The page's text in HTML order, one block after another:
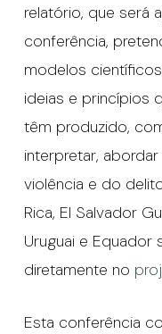
relatório, que será
conferência,
modelos
ideias e princípios
têm produzido,
interpretar,
violência e do
Rica, El Salvador
Uruguai e
diretamente no
Esta conferência